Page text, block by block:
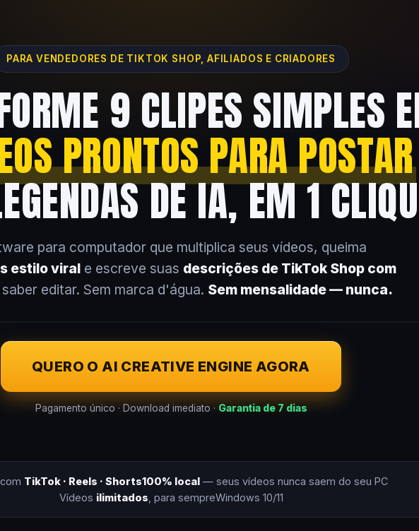
PARA VENDEDORES DE TIKTOK SHOP, AFILIADOS E CRIADORES
9 CLIPES SIMPLES
PRONTOS PARA POSTAR
DE IA, EM 1
para computador que multiplica seus vídeos, queima
estilo viral e escreve suas descrições de TikTok Shop com
saber editar. Sem marca d'água. Sem mensalidade — nunca.
QUERO O AI CREATIVE ENGINE AGORA
Pagamento único · Download imediato · Garantia de 7 dias
TikTok · Reels · Shorts100% local— seus vídeos nunca saem do seu PC
Vídeos ilimitados , para sempreWindows 10/11